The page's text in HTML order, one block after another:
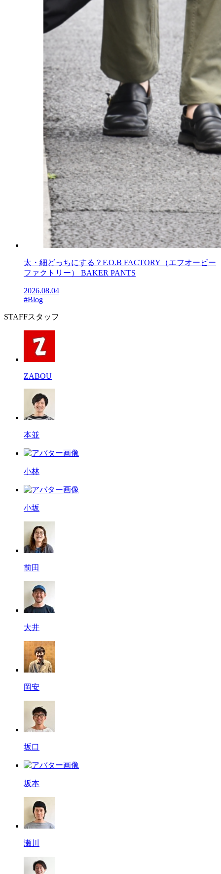
太・細どっちにする？F.O.B FACTORY（エフオービー
ファクトリー） BAKER PANTS
2026.08.04
#Blog
STAFFスタッフ
ZABOU
本並
小林
小坂
前田
大井
岡安
坂口
坂本
瀬川